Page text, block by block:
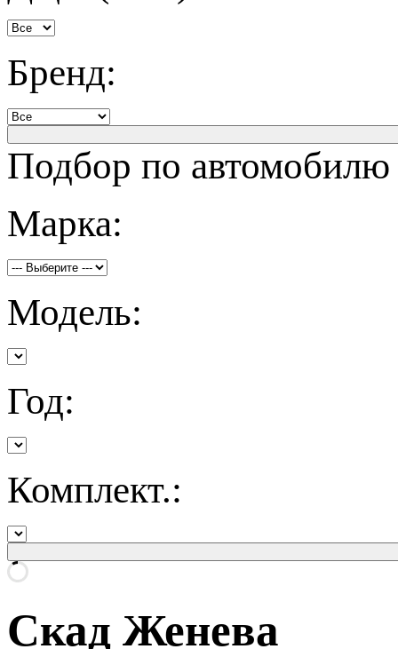
Бренд:
Подбор по автомобилю
Марка:
Модель:
Год:
Комплект.:
Скад Женева